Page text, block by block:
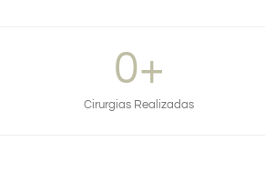
0+
Cirurgias Realizadas